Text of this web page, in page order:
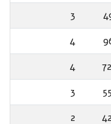
3
4
4
3
2